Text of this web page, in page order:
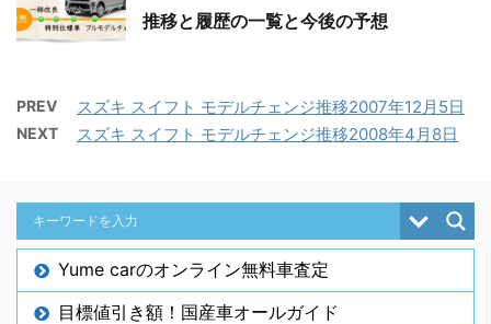
推移と履歴の一覧と今後の予想
PREV スズキ スイフト モデルチェンジ推移2007年12月5日
NEXT スズキ スイフト モデルチェンジ推移2008年4月8日
Yume carのオンライン無料車査定
目標値引き額！国産車オールガイド